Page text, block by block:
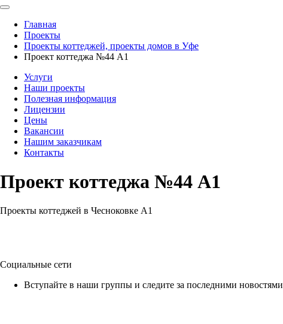
Главная
Проекты
Проекты коттеджей, проекты домов в Уфе
Проект коттеджа №44 А1
Услуги
Наши проекты
Полезная информация
Лицензии
Цены
Вакансии
Нашим заказчикам
Контакты
Проект коттеджа №44 А1
Проекты коттеджей в Чесноковке А1
Социальные сети
Вступайте в наши группы и следите за последними новостями